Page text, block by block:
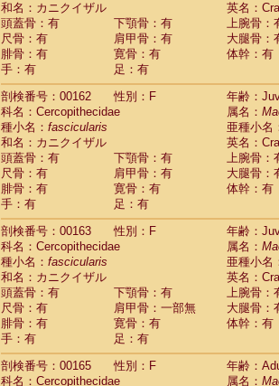
和名：カニクイザル
英名：
頭蓋骨：有
下顎骨：有
上腕骨：
尺骨：有
肩甲骨：有
大腿骨：
腓骨：有
寛骨：有
体幹：有
手：有
足：有
剖検番号：00162
性別：F
年齢：
科名：Cercopithecidae
属名：
種小名： fascicularis
亜種小名
和名：カニクイザル
英名：
頭蓋骨：有
下顎骨：有
上腕骨：
尺骨：有
肩甲骨：有
大腿骨：
腓骨：有
寛骨：有
体幹：有
手：有
足：有
剖検番号：00163
性別：F
年齢：
科名：Cercopithecidae
属名：
種小名： fascicularis
亜種小名
和名：カニクイザル
英名：
頭蓋骨：有
下顎骨：有
上腕骨：
尺骨：有
肩甲骨：一部無
大腿骨：
腓骨：有
寛骨：有
体幹：有
手：有
足：有
剖検番号：00165
性別：F
年齢：
科名：Cercopithecidae
属名：